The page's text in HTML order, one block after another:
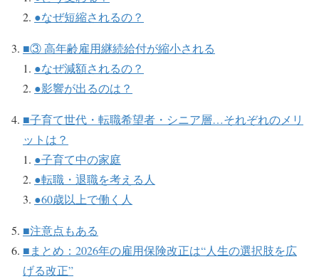
●なぜ短縮されるの？
■③ 高年齢雇用継続給付が縮小される
●なぜ減額されるの？
●影響が出るのは？
■子育て世代・転職希望者・シニア層…それぞれのメリ
ットは？
●子育て中の家庭
●転職・退職を考える人
●60歳以上で働く人
■注意点もある
■まとめ：2026年の雇用保険改正は“人生の選択肢を広
げる改正”